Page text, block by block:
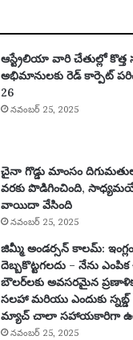
ఆస్ట్రేలియా వారి చేతుల్లో
అభిమానులకు రెడ్ కార్పెట్
26
నవంబర్ 25, 2025
చైనా గొడ్డు మాంసం
వరకు పొడిగించింది,
వాయిదా వేసింది
నవంబర్ 25, 2025
జిమ్మీ అండర్సన్ కాలమ్:
దెబ్బకొట్టగలదు – నేను ఎంపిక
బౌలర్‌లకు అవసరమైన
సలహా మరియు ఎందుకు
మ్యాచ్ చాలా సహాయకారిగా
నవంబర్ 25, 2025